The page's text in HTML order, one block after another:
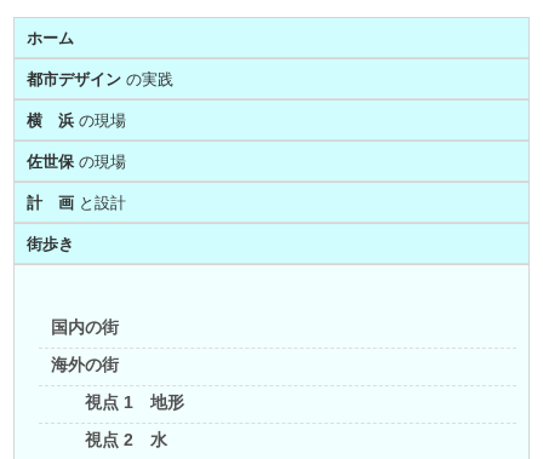
ホーム
都市デザインの実践
横 浜の現場
佐世保の現場
計 画 と設計
街歩き
国内の街
海外の街
視点 1 地形
視点 2 水